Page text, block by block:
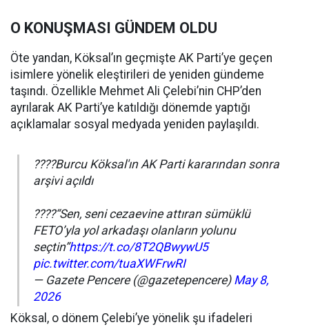
O KONUŞMASI GÜNDEM OLDU
Öte yandan, Köksal’ın geçmişte AK Parti’ye geçen
isimlere yönelik eleştirileri de yeniden gündeme
taşındı. Özellikle Mehmet Ali Çelebi’nin CHP’den
ayrılarak AK Parti’ye katıldığı dönemde yaptığı
açıklamalar sosyal medyada yeniden paylaşıldı.
????Burcu Köksal'ın AK Parti kararından sonra
arşivi açıldı
????“Sen, seni cezaevine attıran sümüklü
FETO’yla yol arkadaşı olanların yolunu
seçtin”https://t.co/8T2QBwywU5
pic.twitter.com/tuaXWFrwRI
— Gazete Pencere (@gazetepencere) May 8,
2026
Köksal, o dönem Çelebi’ye yönelik şu ifadeleri